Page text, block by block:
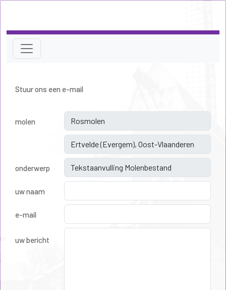
Stuur ons een e-mail
molen
onderwerp
uw naam
e-mail
uw bericht